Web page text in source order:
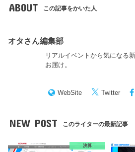
ABOUT この記事をかいた人
オタさん編集部
リアルイベントから気になる
お届け。
WebSite Twitter
NEW POST このライターの最新記事
決算